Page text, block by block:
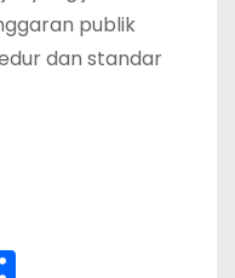
publik
dan standar